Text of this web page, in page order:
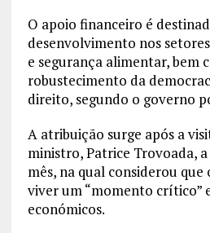
O apoio financeiro é
desenvolvimento nos
e segurança alimentar, bem
robustecimento da
direito, segundo o governo
A atribuição surge após a
ministro, Patrice Trovoada,
mês, na qual considerou que
viver um “momento crítico”
económicos.